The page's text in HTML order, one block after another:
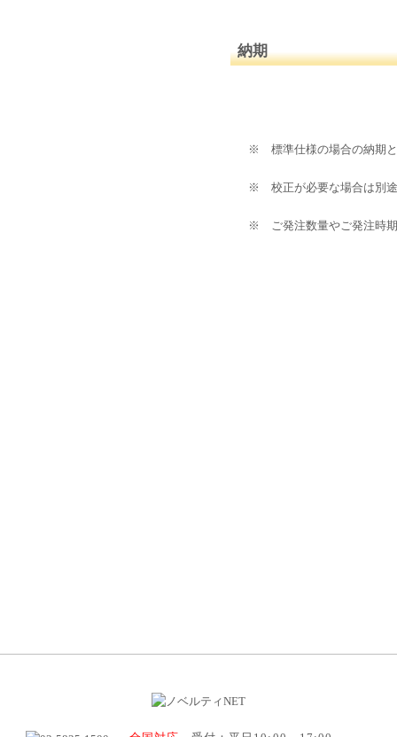
納期
※ 標準仕様の場合の納期
※ 校正が必要な場合は別
※ ご発注数量やご発注時期